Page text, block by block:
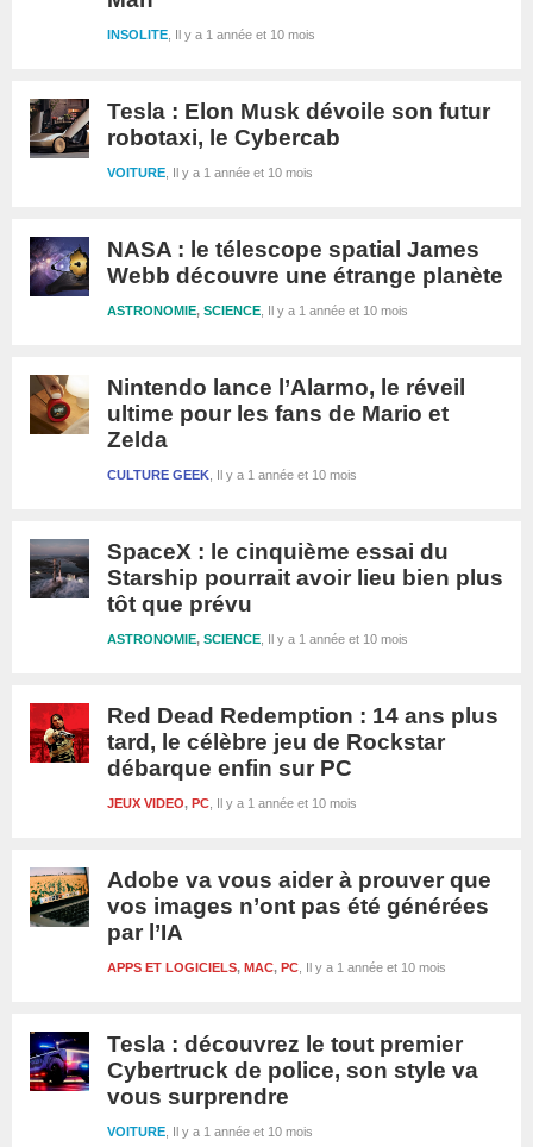
Il y a 1 année et 10 mois
INSOLITE
Tesla : Elon Musk dévoile son futur
robotaxi, le Cybercab
Il y a 1 année et 10 mois
VOITURE
NASA : le télescope spatial James
Webb découvre une étrange planète
Il y a 1 année et 10 mois
ASTRONOMIE, SCIENCE
Nintendo lance l’Alarmo, le réveil
ultime pour les fans de Mario et
Zelda
Il y a 1 année et 10 mois
CULTURE GEEK
SpaceX : le cinquième essai du
Starship pourrait avoir lieu bien plus
tôt que prévu
Il y a 1 année et 10 mois
ASTRONOMIE, SCIENCE
Red Dead Redemption : 14 ans plus
tard, le célèbre jeu de Rockstar
débarque enfin sur PC
Il y a 1 année et 10 mois
JEUX VIDEO, PC
Adobe va vous aider à prouver que
vos images n’ont pas été générées
par l’IA
Il y a 1 année et 10 mois
APPS ET LOGICIELS, MAC, PC
Tesla : découvrez le tout premier
Cybertruck de police, son style va
vous surprendre
Il y a 1 année et 10 mois
VOITURE